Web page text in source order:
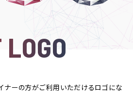
ナーの方がご利用いただけるロゴにな